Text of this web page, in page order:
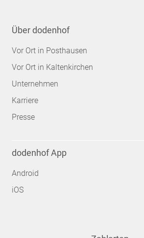
Über dodenhof
Vor Ort in Posthausen
Vor Ort in Kaltenkirchen
Unternehmen
Karriere
Presse
dodenhof App
Android
iOS